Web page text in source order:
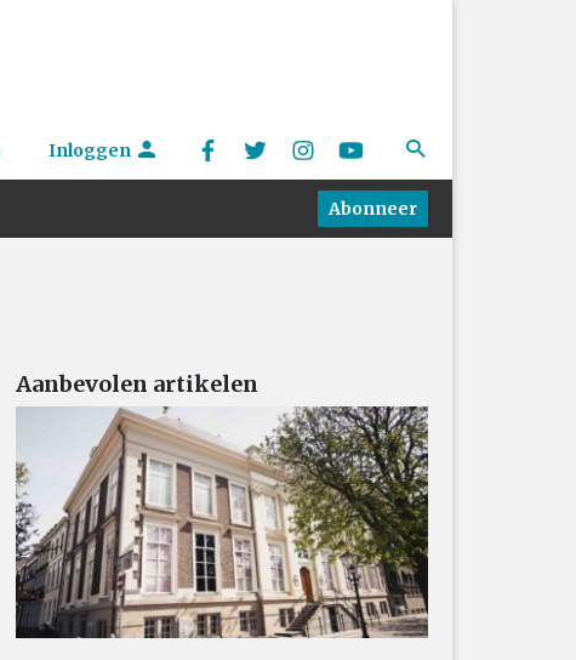
Inloggen
Abonneer
Aanbevolen artikelen